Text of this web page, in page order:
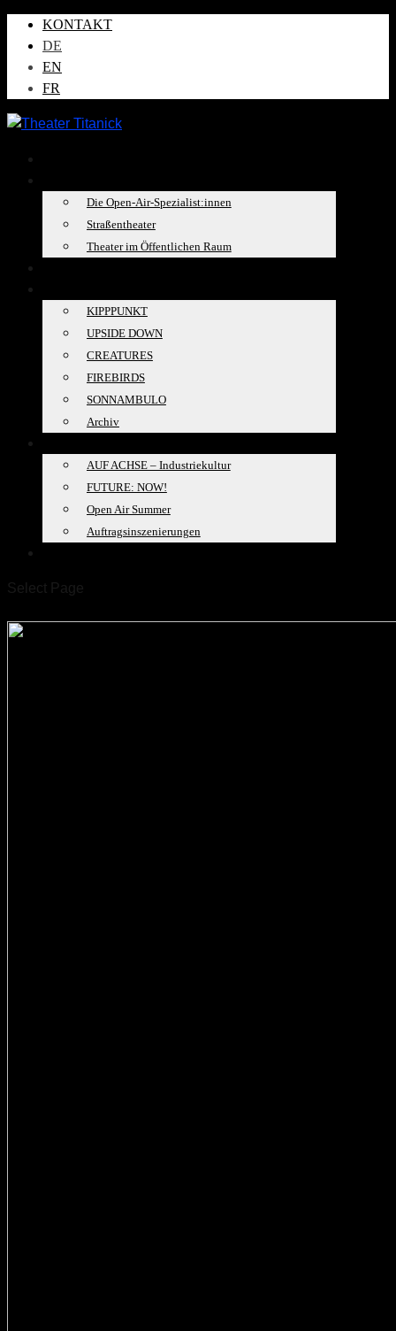
KONTAKT
DE
EN
FR
Die Open-Air-Spezialist:innen
Straßentheater
Theater im Öffentlichen Raum
KIPPPUNKT
UPSIDE DOWN
CREATURES
FIREBIRDS
SONNAMBULO
Archiv
AUF ACHSE – Industriekultur
FUTURE: NOW!
Open Air Summer
Auftragsinszenierungen
Select Page